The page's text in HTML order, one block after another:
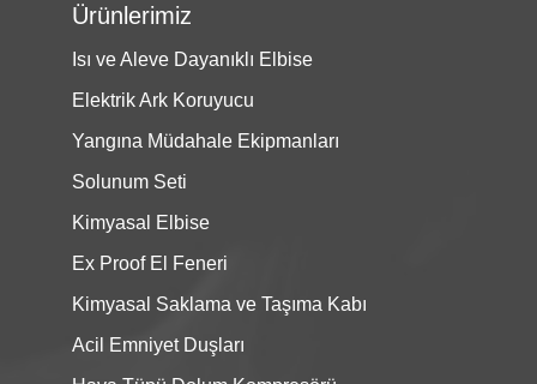
Ürünlerimiz
Isı ve Aleve Dayanıklı Elbise
Elektrik Ark Koruyucu
Yangına Müdahale Ekipmanları
Solunum Seti
Kimyasal Elbise
Ex Proof El Feneri
Kimyasal Saklama ve Taşıma Kabı
Acil Emniyet Duşları